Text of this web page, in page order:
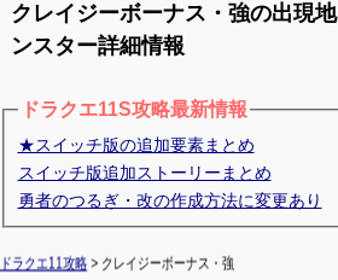
クレイジーボーナス・強の出現
ンスター詳細情報
ドラクエ11S攻略最新情報
★スイッチ版の追加要素まとめ
スイッチ版追加ストーリーまとめ
勇者のつるぎ・改の作成方法に変更あり
ドラクエ11攻略 > クレイジーボーナス・強